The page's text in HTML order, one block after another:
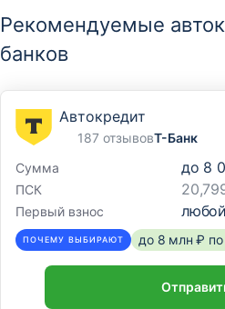
Рекомендуемые
банков
Автокредит
187 отзывовТ-Банк
Сумма
до 8
ПСК
Первый взнос любой
ПОЧЕМУ ВЫБИРАЮТ до 8 млн ₽ по